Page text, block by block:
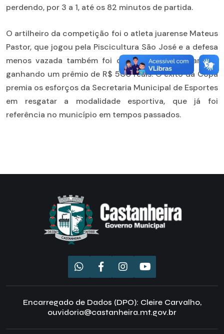
perdendo, por 3 a 1, até os 82 minutos de partida.
O artilheiro da competição foi o atleta juarense Mateus
Pastor, que jogou pela Piscicultura São José e a defesa
menos vazada também foi da mesma equipe, ambos
ganhando um prêmio de R$ 500 reais. O êxito da Copa
premia os esforços da Secretaria Municipal de Esportes
em resgatar a modalidade esportiva, que já foi
referência no município em tempos passados.
Encarregado de Dados (DPO): Cleire Carvalho,
ouvidoria@castanheira.mt.gov.br